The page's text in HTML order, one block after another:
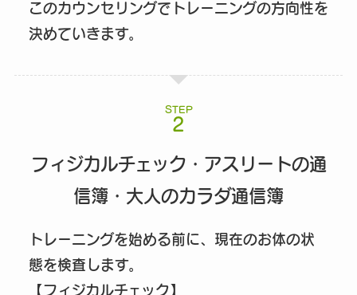
このカウンセリングでトレーニングの方向性を
決めていきます。
STEP
フィジカルチェック・アスリートの通
信簿・大人のカラダ通信簿
トレーニングを始める前に、現在のお体の状
態を検査します。
【フィジカルチェック】